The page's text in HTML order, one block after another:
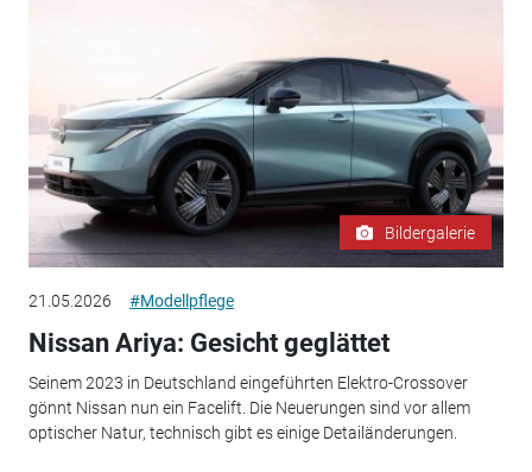
Bildergalerie
21.05.2026 #Modellpflege
Nissan Ariya: Gesicht geglättet
Seinem 2023 in Deutschland eingeführten Elektro-Crossover
gönnt Nissan nun ein Facelift. Die Neuerungen sind vor allem
optischer Natur, technisch gibt es einige Detailänderungen.